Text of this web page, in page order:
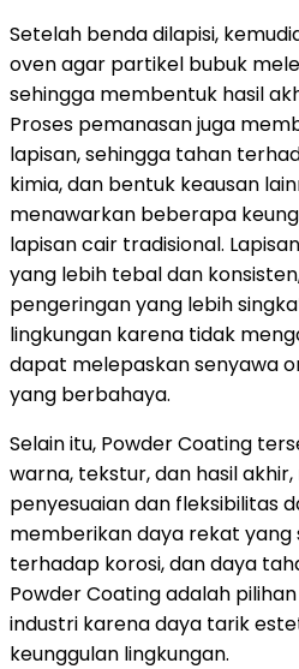
Setelah benda dilapisi,
oven agar partikel bubuk
sehingga membentuk hasil
Proses pemanasan juga
lapisan, sehingga tahan
kimia, dan bentuk keausan
menawarkan beberapa
lapisan cair tradisional.
yang lebih tebal dan
pengeringan yang lebih
lingkungan karena tidak
dapat melepaskan senyawa
yang berbahaya.
Selain itu, Powder Coating
warna, tekstur, dan hasil
penyesuaian dan fleksibilitas
memberikan daya rekat
terhadap korosi, dan daya
Powder Coating adalah
industri karena daya tarik
keunggulan lingkungan.